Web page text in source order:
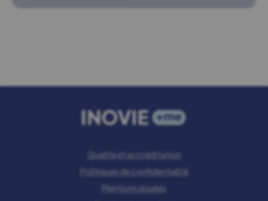
Qualité et accréditation
Politiques de confidentialité
Mentions légales